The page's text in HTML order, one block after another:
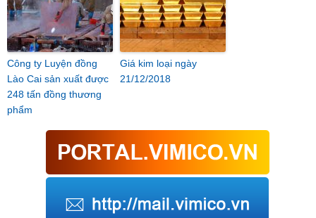
Công ty Luyện đồng
Lào Cai sản xuất được
248 tấn đồng thương
phẩm
Giá kim loại ngày
21/12/2018